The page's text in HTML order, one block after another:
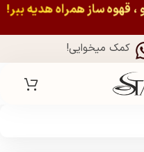
قهوه ساز همراه هدیه ببر!
کمک میخوایی!